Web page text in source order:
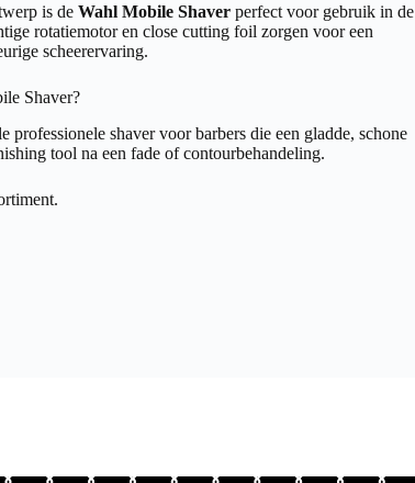
is de Wahl Mobile Shaver perfect voor gebruik in de
rotatiemotor en close cutting foil zorgen voor een
scheerervaring.
Shaver?
professionele shaver voor barbers die een gladde, schone
tool na een fade of contourbehandeling.